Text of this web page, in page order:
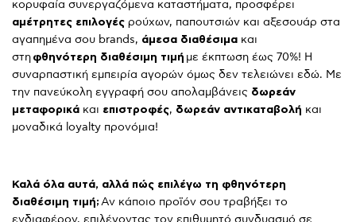
κορυφαία συνεργαζόμενα καταστήματα, προσφέρει
αμέτρητες επιλογές ρούχων, παπουτσιών και αξεσουάρ στα
αγαπημένα σου brands, άμεσα διαθέσιμα και
στη φθηνότερη διαθέσιμη τιμή με έκπτωση έως 70%! Η
συναρπαστική εμπειρία αγορών όμως δεν τελειώνει εδώ. Με
την πανεύκολη εγγραφή σου απολαμβάνεις δωρεάν
μεταφορικά και επιστροφές, δωρεάν αντικαταβολή και
μοναδικά loyalty προνόμια!
Καλά όλα αυτά, αλλά πώς επιλέγω τη φθηνότερη
διαθέσιμη τιμή; Αν κάποιο προϊόν σου τραβήξει το
ενδιαφέρον, επιλέγοντας τον επιθυμητό συνδυασμό σε